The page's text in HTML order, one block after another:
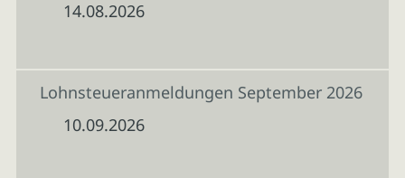
14.08.2026
Lohnsteueranmeldungen September 2026
10.09.2026